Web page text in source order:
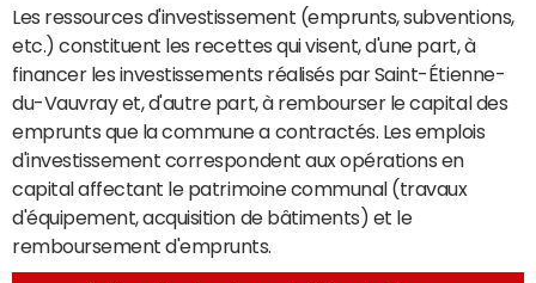
Les ressources d'investissement (emprunts, subventions,
etc.) constituent les recettes qui visent, d'une part, à
financer les investissements réalisés par Saint-Étienne-
du-Vauvray et, d'autre part, à rembourser le capital des
emprunts que la commune a contractés. Les emplois
d'investissement correspondent aux opérations en
capital affectant le patrimoine communal (travaux
d'équipement, acquisition de bâtiments) et le
remboursement d'emprunts.